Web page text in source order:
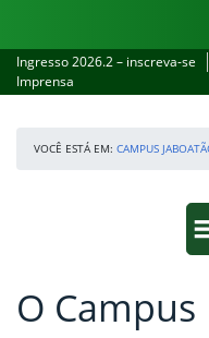
Ingresso 2026.2 – inscreva-se
Imprensa
VOCÊ ESTÁ EM: CAMPUS
Fim da navegação
Início do conteúdo
O Campus